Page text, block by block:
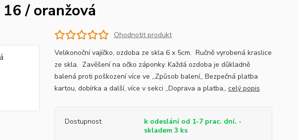
/ oranžová
Ohodnotit produkt
Velikonoční vajíčko, ozdoba ze skla 6 x 5cm. Ručně vyrobená kraslice
ze skla. Zavěšení na očko záponky. Každá ozdoba je důkladně
balená proti poškození více ve ,,Způsob balení,, Bezpečná platba
kartou, dobírka a další, více v sekci ,,Doprava a platba,, celý popis
Dostupnost
k odeslání od 1-7 prac. dní. -
skladem 3 ks